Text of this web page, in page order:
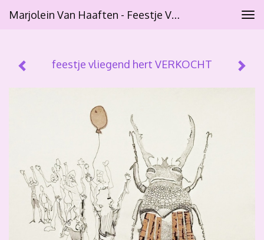
Marjolein Van Haaften - Feestje Vliegend Hert VERKOCHT
feestje vliegend hert VERKOCHT